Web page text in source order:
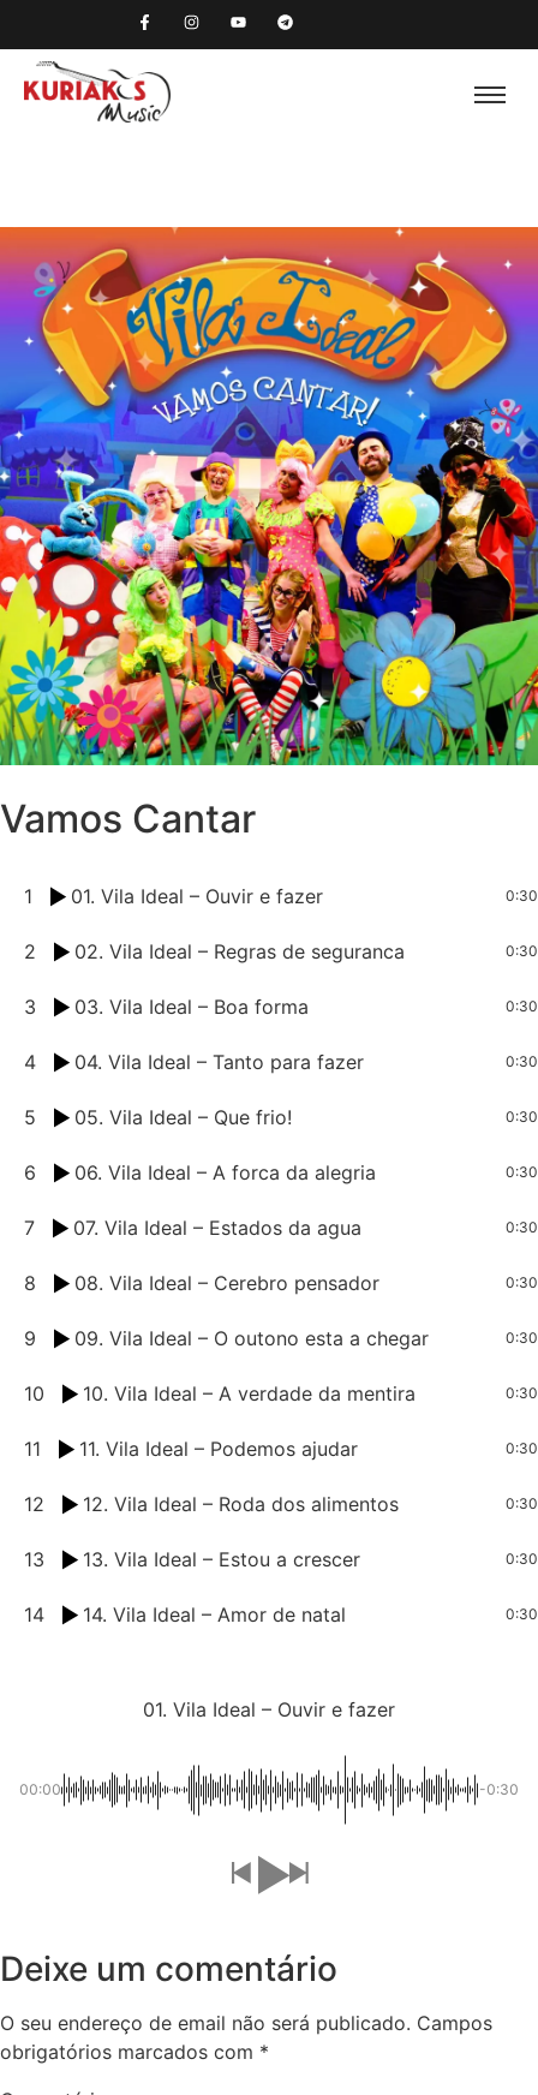
Vamos Cantar
1 01. Vila Ideal – Ouvir e fazer 0:30
2 02. Vila Ideal – Regras de seguranca 0:30
3 03. Vila Ideal – Boa forma 0:30
4 04. Vila Ideal – Tanto para fazer 0:30
5 05. Vila Ideal – Que frio! 0:30
6 06. Vila Ideal – A forca da alegria 0:30
7 07. Vila Ideal – Estados da agua 0:30
8 08. Vila Ideal – Cerebro pensador 0:30
9 09. Vila Ideal – O outono esta a chegar 0:30
10 10. Vila Ideal – A verdade da mentira 0:30
11 11. Vila Ideal – Podemos ajudar 0:30
12 12. Vila Ideal – Roda dos alimentos 0:30
13 13. Vila Ideal – Estou a crescer 0:30
14 14. Vila Ideal – Amor de natal 0:30
01. Vila Ideal – Ouvir e fazer
00:00 -0:30
Deixe um comentário
O seu endereço de email não será publicado. Campos
obrigatórios marcados com *